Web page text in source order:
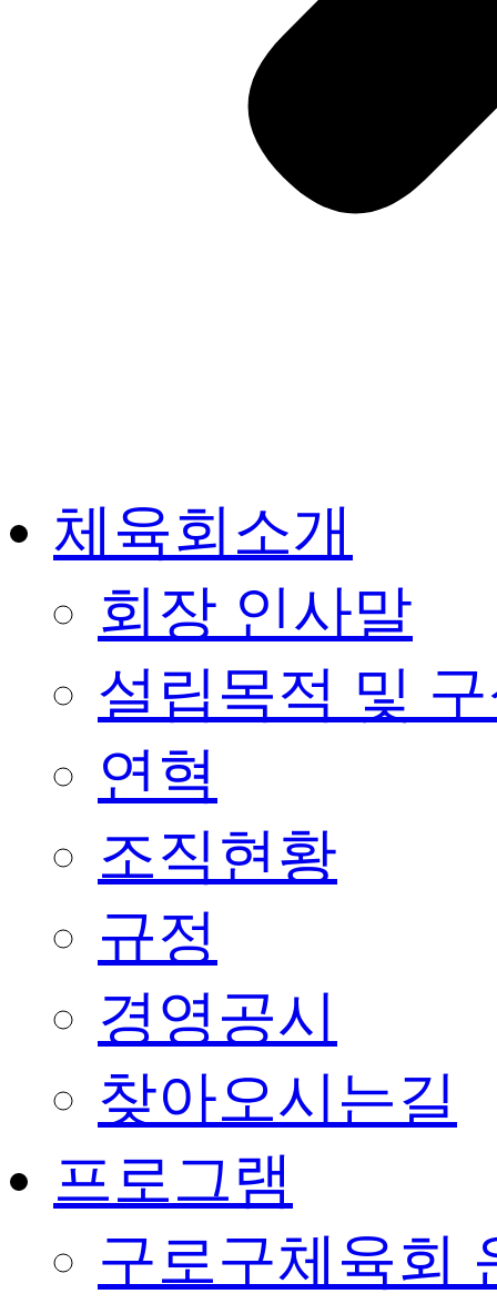
체육회소개
회장 인사말
설립목적 및
연혁
조직현황
규정
경영공시
찾아오시는길
프로그램
구로구체육회